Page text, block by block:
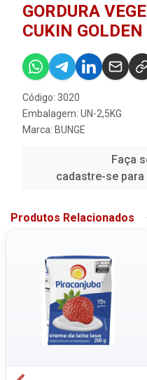
GORDURA
CUKIN GOLDEN
Código: 3020
Embalagem: UN-2,5KG
Marca: BUNGE
Faça
cadastre-se
Produtos Relacionados